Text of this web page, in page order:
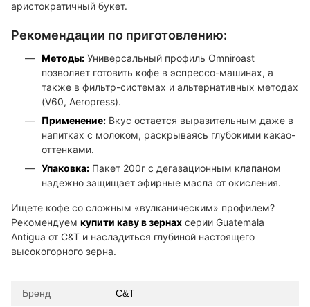
аристократичный букет.
Рекомендации по приготовлению:
Методы: Универсальный профиль Omniroast
позволяет готовить кофе в эспрессо-машинах, а
также в фильтр-системах и альтернативных методах
(V60, Aeropress).
Применение: Вкус остается выразительным даже в
напитках с молоком, раскрываясь глубокими какао-
оттенками.
Упаковка: Пакет 200г с дегазационным клапаном
надежно защищает эфирные масла от окисления.
Ищете кофе со сложным «вулканическим» профилем?
Рекомендуем купити каву в зернах серии Guatemala
Antigua от C&T и насладиться глубиной настоящего
высокогорного зерна.
Бренд C&T